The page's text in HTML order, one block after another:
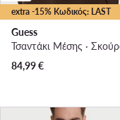
extra -15% Κωδικός: LAST
Guess
84,99€